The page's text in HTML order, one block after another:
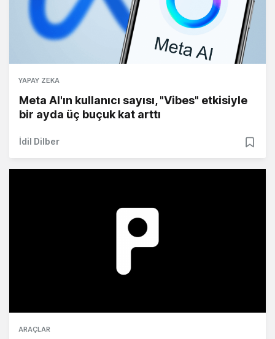
YAPAY ZEKA
Meta AI'ın kullanıcı sayısı, "Vibes" etkisiyle
bir ayda üç buçuk kat arttı
İdil Dilber
ARAÇLAR